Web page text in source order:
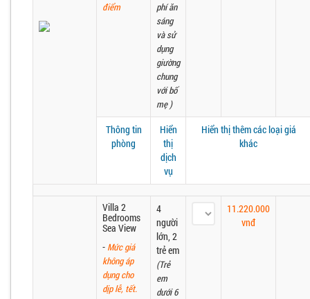
điểm
phí ăn
sáng
và sử
dụng
giường
chung
với bố
mẹ )
Thông tin
phòng
Hiển
thị
dịch
vụ
Hiển thị thêm các loại giá
khác
Villa 2
Bedrooms
Sea View
- Mức giá
không áp
dụng cho
dịp lễ, tết.
4
người
lớn, 2
trẻ em
(Trẻ
em
dưới 6
11.220.000
vnđ